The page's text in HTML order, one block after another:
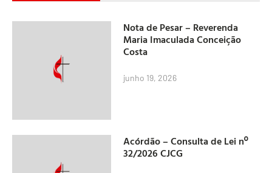
Nota de Pesar – Reverenda
Maria Imaculada Conceição
Costa
junho 19, 2026
Acórdão – Consulta de Lei nº
32/2026 CJCG